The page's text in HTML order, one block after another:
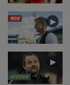
MEDIE ►
INTERVIEW
►